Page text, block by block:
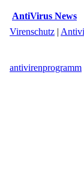
AntiVirus News
Virenschutz |
antivirenprogramm